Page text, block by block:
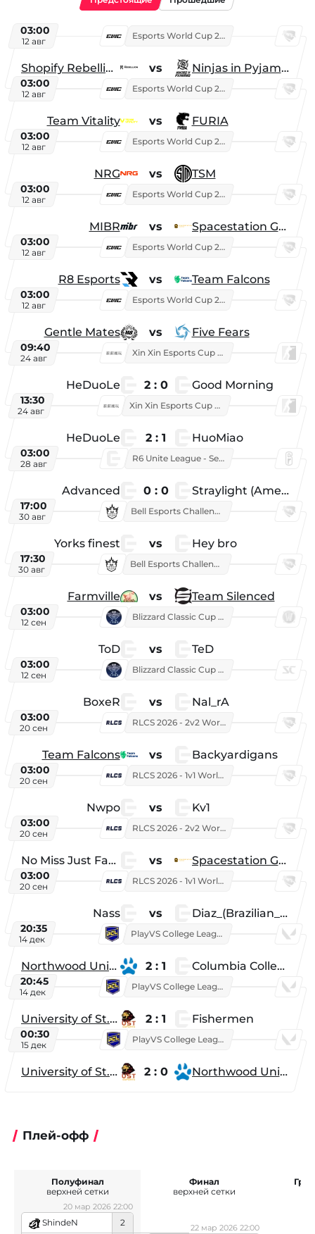
03:00
12 авг
Esports World Cup 2026
Shopify Rebellion vs Ninjas in Pyjamas
03:00
12 авг
Esports World Cup 2026
Team Vitality vs FURIA
03:00
12 авг
Esports World Cup 2026
NRG vs TSM
03:00
12 авг
Esports World Cup 2026
MIBR vs Spacestation Gaming
03:00
12 авг
Esports World Cup 2026
R8 Esports vs Team Falcons
03:00
12 авг
Esports World Cup 2026
Gentle Mates vs Five Fears
09:40
24 авг
Xin Xin Esports Cup 2025
HeDuoLe 2 : 0 Good Morning
13:30
24 авг
Xin Xin Esports Cup 2026
HeDuoLe 2 : 1 HuoMiao
03:00
28 авг
R6 Unite League - Season 1
Advanced 0 : 0 Straylight (American team)
17:00
30 авг
Bell Esports Challenge 2026
Yorks finest vs Hey bro
17:30
30 авг
Bell Esports Challenge 2026
Farmville vs Team Silenced
03:00
12 сен
Blizzard Classic Cup 2026
ToD vs TeD
03:00
12 сен
Blizzard Classic Cup 2026
BoxeR vs Nal_rA
03:00
20 сен
RLCS 2026 - 2v2 World Championship
Team Falcons vs Backyardigans
03:00
20 сен
RLCS 2026 - 1v1 World Championship
Nwpo vs Kv1
03:00
20 сен
RLCS 2026 - 2v2 World Championship
No Miss Just Fake vs Spacestation Gaming
03:00
20 сен
RLCS 2026 - 1v1 World Championship
Nass vs Diaz_(Brazilian_Player)
20:35
14 дек
PlayVS College League 2025: Fall
Northwood University 2 : 1 Columbia College
20:45
14 дек
PlayVS College League 2025: Fall
University of St. Thomas 2 : 1 Fishermen
00:30
15 дек
PlayVS College League 2025: Fall
University of St. Thomas 2 : 0 Northwood University
Плей-офф
ShindeN
2
20 мар 2026 22:00
Полуфинал
верхней сетки
22 мар 2026 22:00
Финал
верхней сетки